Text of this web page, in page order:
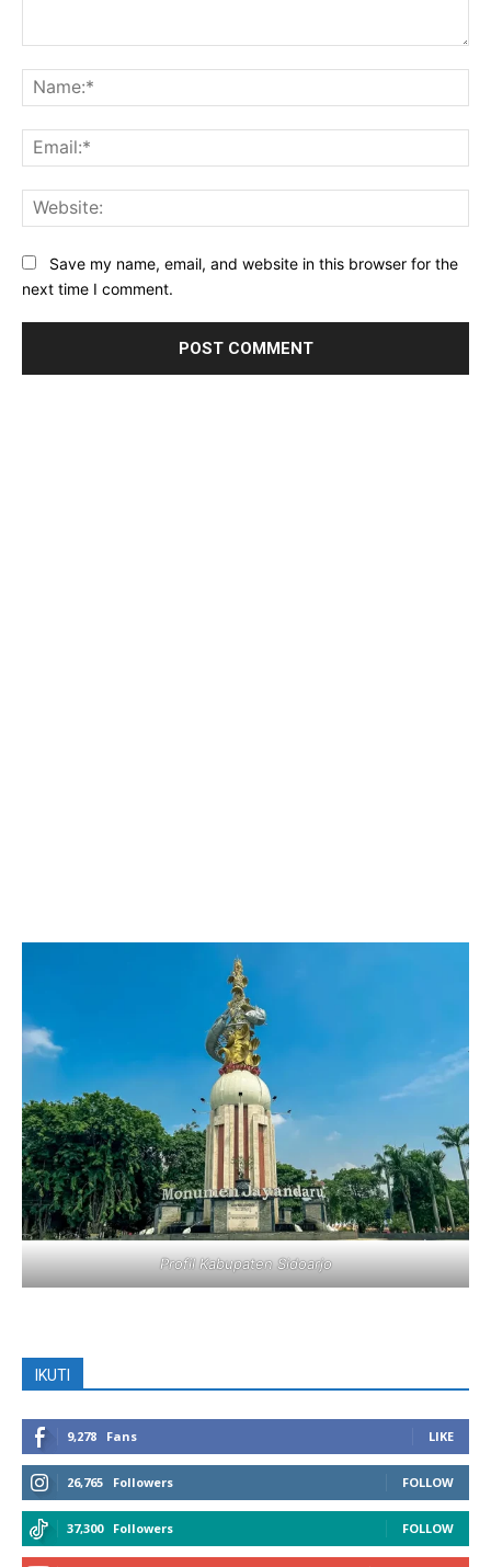
Save my name, email, and website in this browser for the
next time I comment.
Profil Kabupaten Sidoarjo
IKUTI
9,278 Fans LIKE
26,765 Followers FOLLOW
37,300 Followers FOLLOW